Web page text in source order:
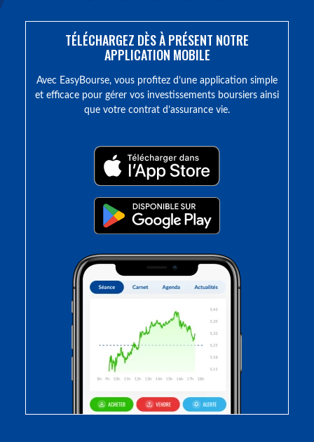
TÉLÉCHARGEZ DÈS À PRÉSENT NOTRE
APPLICATION MOBILE
Avec EasyBourse, vous profitez d’une application simple
et efficace pour gérer vos investissements boursiers ainsi
que votre contrat d’assurance vie.